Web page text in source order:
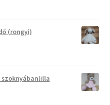
(rongyi)